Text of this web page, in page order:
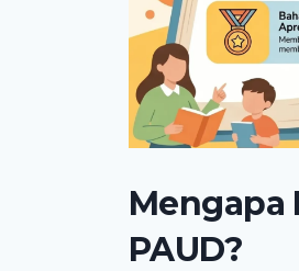
Mengapa
PAUD?